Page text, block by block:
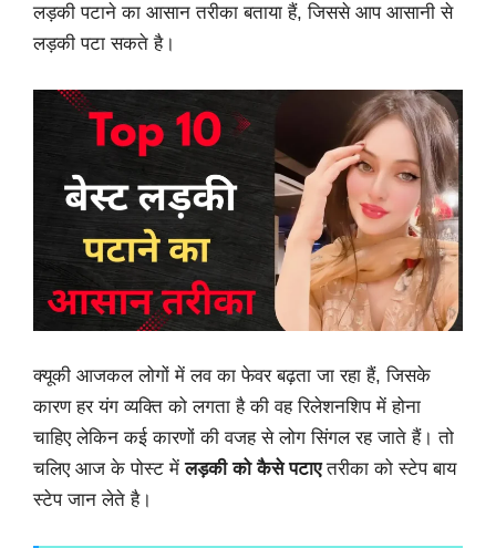
लड़की पटाने का आसान तरीका बताया हैं, जिससे आप आसानी से
लड़की पटा सकते है।
क्यूकी आजकल लोगों में लव का फेवर बढ़ता जा रहा हैं, जिसके
कारण हर यंग व्यक्ति को लगता है की वह रिलेशनशिप में होना
चाहिए लेकिन कई कारणों की वजह से लोग सिंगल रह जाते हैं। तो
चलिए आज के पोस्ट मेंलड़की को कैसे पटाएतरीका को स्टेप बाय
स्टेप जान लेते है।